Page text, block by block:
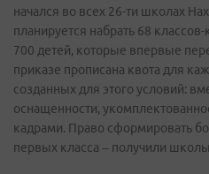
начался во всех 26-ти школах
планируется набрать 68
700 детей, которые впервые
приказе прописана квота для
созданных для этого условий:
оснащенности,
кадрами. Право сформировать
первых класса – получили